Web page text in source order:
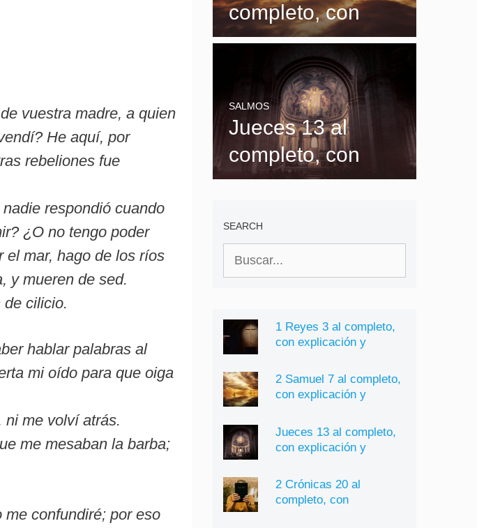
vuestra madre, a quien
He aquí, por
rebeliones fue
respondió cuando
¿O no tengo poder
el mar, hago de los ríos
y mueren de sed.
de cilicio.
hablar palabras al
mi oído para que oiga
ni me volví atrás.
me mesaban la barba;
confundiré; por eso
completo, con
explicación y
significado
Jueces 13 al
completo, con
explicación y
SALMOS
SEARCH
1 Reyes 3 al completo,
con explicación y
2 Samuel 7 al completo,
con explicación y
Jueces 13 al completo,
con explicación y
2 Crónicas 20 al
completo, con